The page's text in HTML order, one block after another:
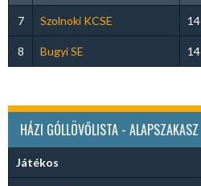
7 Szolnoki KCSE 14
8 Bugyi SE 14
HÁZI GÓLLÖVŐLISTA - ALAPSZAKASZ
Játékos